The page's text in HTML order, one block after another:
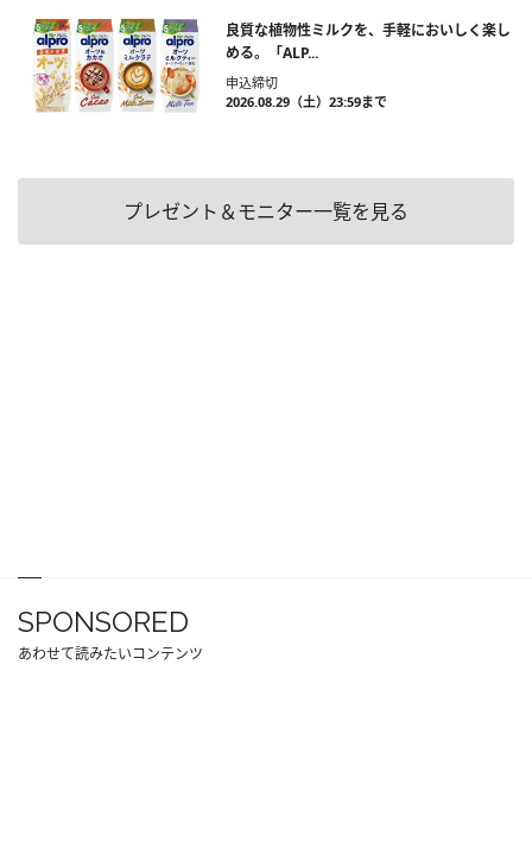
良質な植物性ミルクを、手軽においしく楽し
める。「ALP...
申込締切
2026.08.29（土）23:59まで
プレゼント＆モニター一覧を見る
SPONSORED
あわせて読みたいコンテンツ